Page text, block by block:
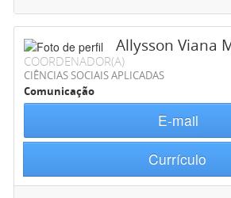
Allysson Viana
COORDENADOR(A)
CIÊNCIAS SOCIAIS APLICADAS
Comunicação
E-mail
Currículo